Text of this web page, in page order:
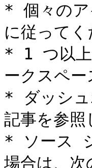
* 個々のア
に従ってく
* 1 つ以上
ークスペ
* ダッシュ
記事を参照
* ソース
場合は、